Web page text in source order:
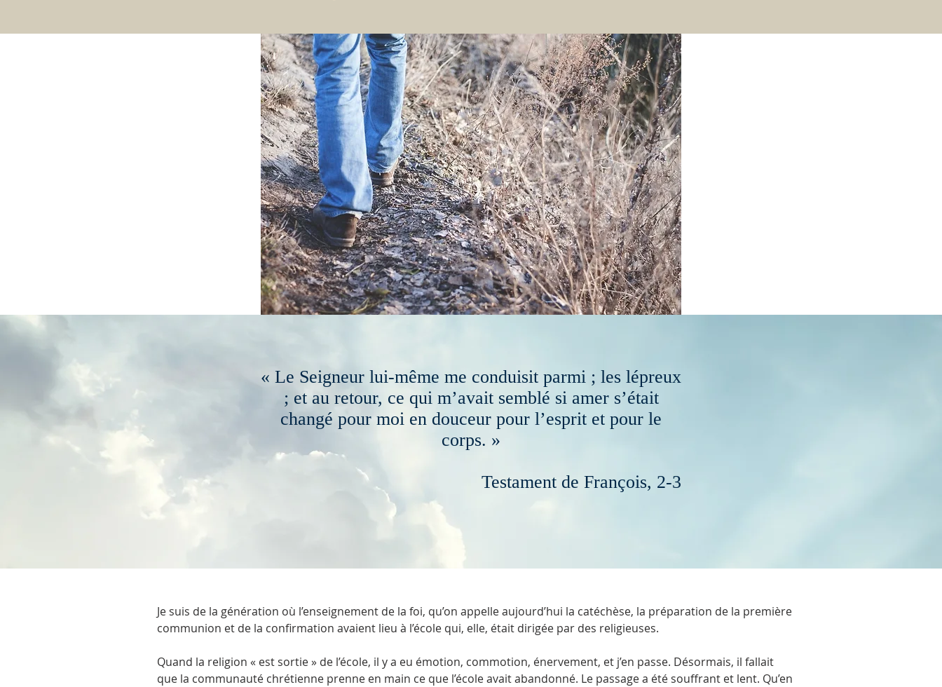
« Le Seigneur lui-même me conduisit parmi ; les lépreux
; et au retour, ce qui m’avait semblé si amer s’était
changé pour moi en douceur pour l’esprit et pour le
corps. »
Testament de François, 2-3
Je suis de la génération où l’enseignement de la foi, qu’on appelle aujourd’hui la catéchèse, la préparation de la première
communion et de la confirmation avaient lieu à l’école qui, elle, était dirigée par des religieuses.
Quand la religion « est sortie » de l’école, il y a eu émotion, commotion, énervement, et j’en passe. Désormais, il fallait
que la communauté chrétienne prenne en main ce que l’école avait abandonné. Le passage a été souffrant et lent. Qu’en